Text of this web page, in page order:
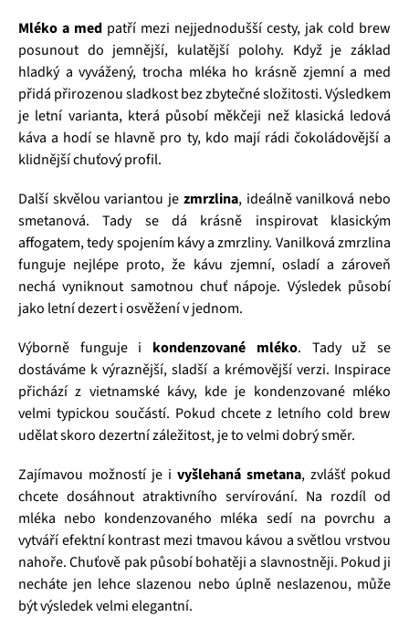
Mléko a med patří mezi nejjednodušší cesty, jak cold brew
posunout do jemnější, kulatější polohy. Když je základ
hladký a vyvážený, trocha mléka ho krásně zjemní a med
přidá přirozenou sladkost bez zbytečné složitosti. Výsledkem
je letní varianta, která působí měkčeji než klasická ledová
káva a hodí se hlavně pro ty, kdo mají rádi čokoládovější a
klidnější chuťový profil.
Další skvělou variantou je zmrzlina, ideálně vanilková nebo
smetanová. Tady se dá krásně inspirovat klasickým
affogatem, tedy spojením kávy a zmrzliny. Vanilková zmrzlina
funguje nejlépe proto, že kávu zjemní, osladí a zároveň
nechá vyniknout samotnou chuť nápoje. Výsledek působí
jako letní dezert i osvěžení v jednom.
Výborně funguje i kondenzované mléko. Tady už se
dostáváme k výraznější, sladší a krémovější verzi. Inspirace
přichází z vietnamské kávy, kde je kondenzované mléko
velmi typickou součástí. Pokud chcete z letního cold brew
udělat skoro dezertní záležitost, je to velmi dobrý směr.
Zajímavou možností je i vyšlehaná smetana, zvlášť pokud
chcete dosáhnout atraktivního servírování. Na rozdíl od
mléka nebo kondenzovaného mléka sedí na povrchu a
vytváří efektní kontrast mezi tmavou kávou a světlou vrstvou
nahoře. Chuťově pak působí bohatěji a slavnostněji. Pokud ji
necháte jen lehce slazenou nebo úplně neslazenou, může
být výsledek velmi elegantní.